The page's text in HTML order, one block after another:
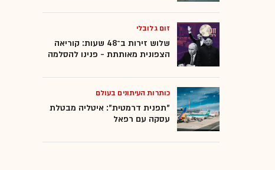
זום גלובלי
שלוש זירות ב־48 שעות: קוריאה
הצפונית מאותתת - פנינו להסלמה
כותרות העיתונים בעולם
"תפנית דרמטית": איטליה מבטלת
עסקה עם רפאל